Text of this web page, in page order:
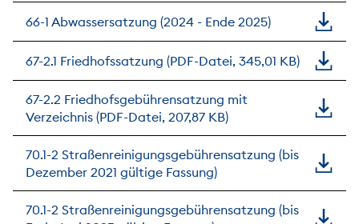
66-1 Abwassersatzung (2024 - Ende 2025)
67-2.1 Friedhofssatzung (PDF-Datei, 345,01 KB)
67-2.2 Friedhofsgebührensatzung mit
Verzeichnis (PDF-Datei, 207,87 KB)
70.1-2 Straßenreinigungsgebührensatzung (bis
Dezember 2021 gültige Fassung)
70.1-2 Straßenreinigungsgebührensatzung (bis